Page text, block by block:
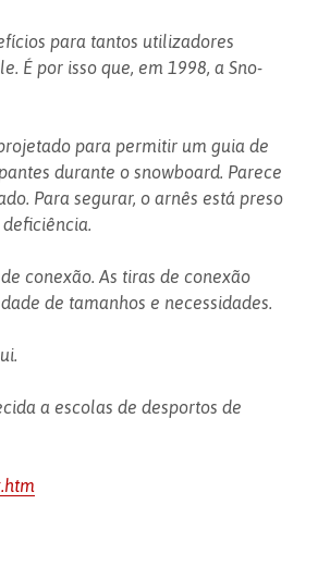
para tantos utilizadores
É por isso que, em 1998, a Sno-
para permitir um guia de
durante o snowboard. Parece
Para segurar, o arnês está preso
conexão. As tiras de conexão
de tamanhos e necessidades.
a escolas de desportos de